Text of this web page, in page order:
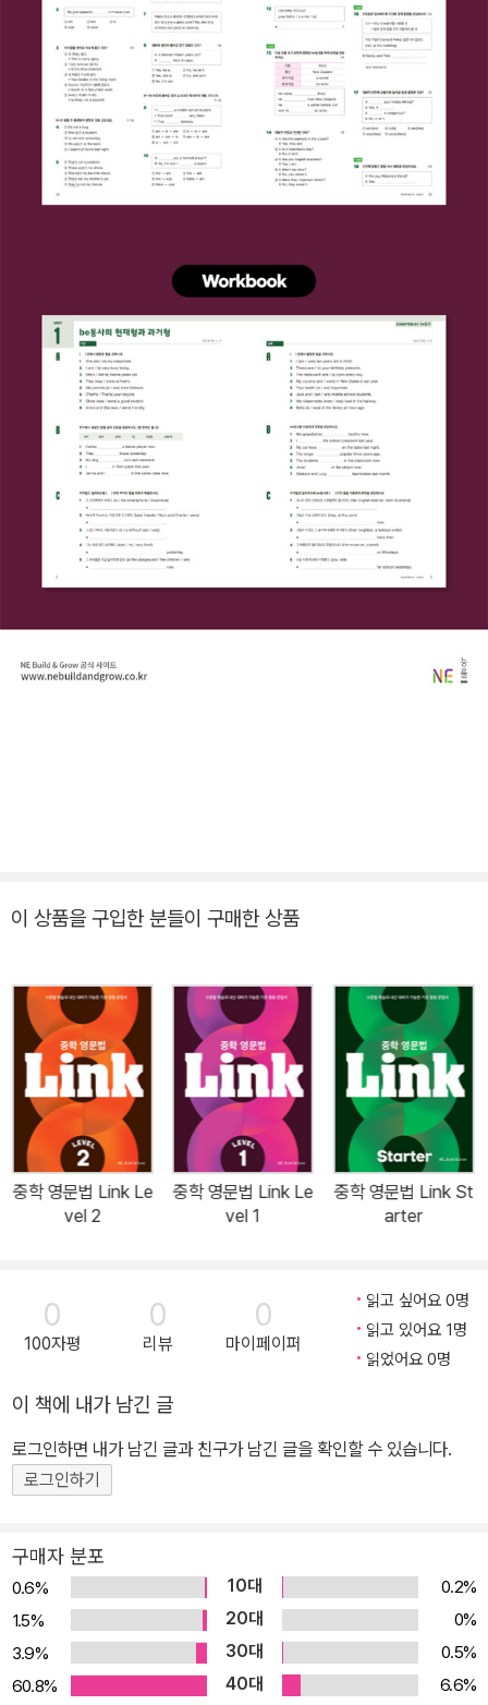
이 상품을 구입한 분들이 구매한 상품
중학 영문법 Link Le
vel 2
중학 영문법 Link Le
vel 1
중학 영문법 Link St
arter
0
100자평
0
리뷰
0
마이페이퍼
읽고 싶어요 0명
읽고 있어요 1명
읽었어요 0명
이 책에 내가 남긴 글
로그인하면 내가 남긴 글과 친구가 남긴 글을 확인할 수 있습니다.
로그인하기
구매자 분포
0.6% 10대
0.2%
1.5%
20대
0%
3.9%
30대
0.5%
60.8%
40대
6.6%